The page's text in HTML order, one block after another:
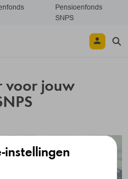
Pensioenfonds
SNPS
voor jouw
instellingen